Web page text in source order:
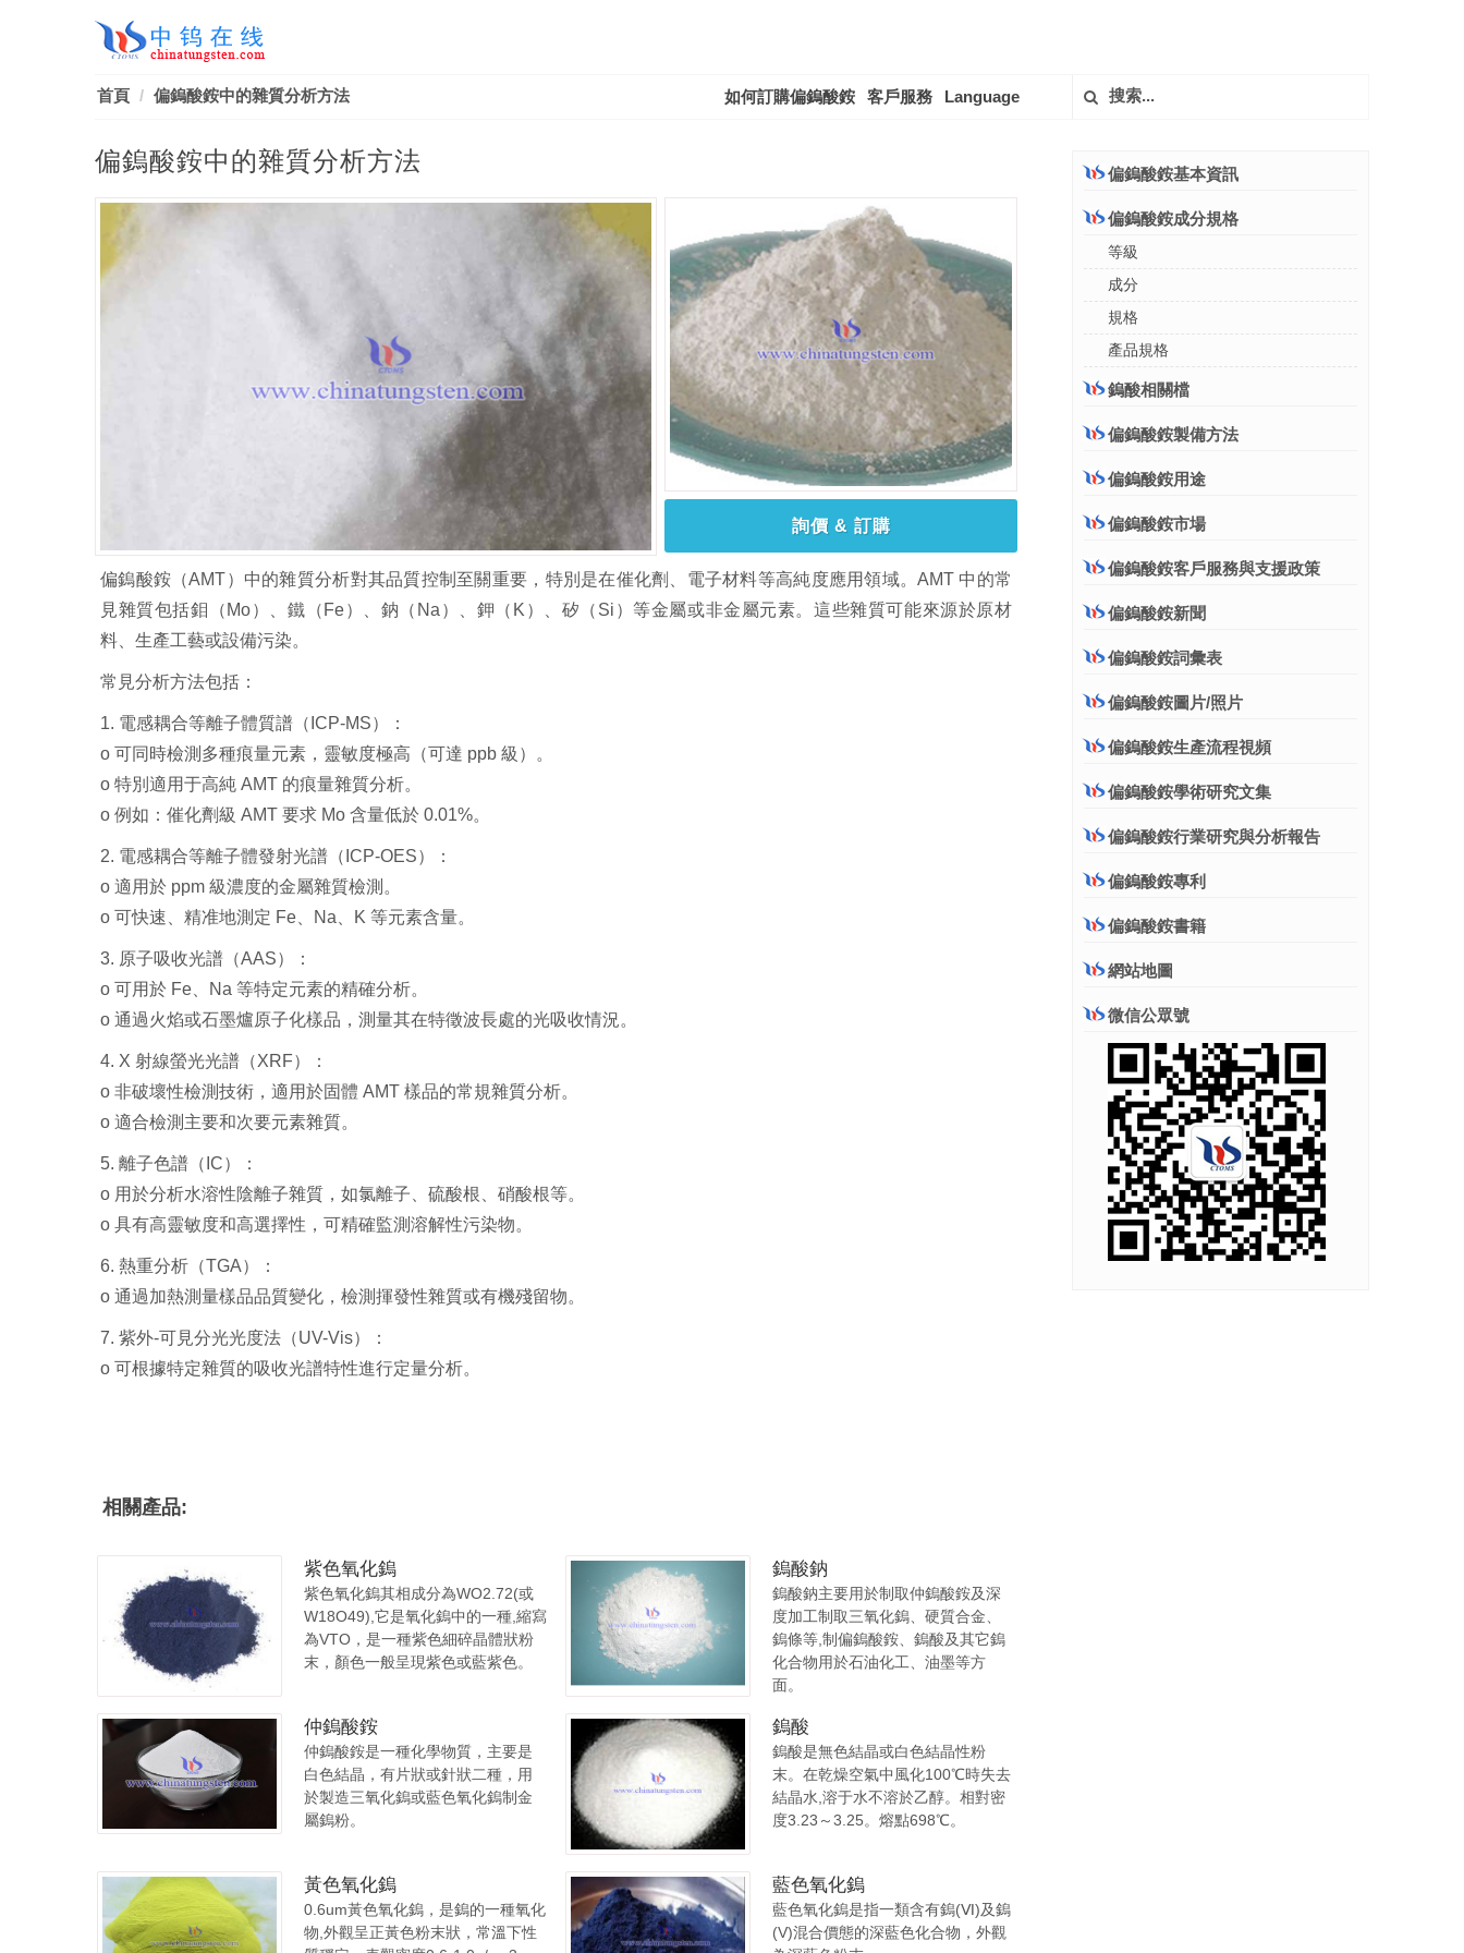
首頁 偏鎢酸銨中的雜質分析方法 如何訂購偏鎢酸銨 客戶服務 Language
偏鎢酸銨中的雜質分析方法
詢價 & 訂購
偏鎢酸銨（AMT）中的雜質分析對其品質控制至關重要，特別是在催化劑、電子材料等高純度應用領域。AMT 中的常
見雜質包括鉬（Mo）、鐵（Fe）、鈉（Na）、鉀（K）、矽（Si）等金屬或非金屬元素。這些雜質可能來源於原材
料、生產工藝或設備污染。
常見分析方法包括：
1. 電感耦合等離子體質譜（ICP-MS）：
o 可同時檢測多種痕量元素，靈敏度極高（可達 ppb 級）。
o 特別適用于高純 AMT 的痕量雜質分析。
o 例如：催化劑級 AMT 要求 Mo 含量低於 0.01%。
2. 電感耦合等離子體發射光譜（ICP-OES）：
o 適用於 ppm 級濃度的金屬雜質檢測。
o 可快速、精准地測定 Fe、Na、K 等元素含量。
3. 原子吸收光譜（AAS）：
o 可用於 Fe、Na 等特定元素的精確分析。
o 通過火焰或石墨爐原子化樣品，測量其在特徵波長處的光吸收情況。
4. X 射線螢光光譜（XRF）：
o 非破壞性檢測技術，適用於固體 AMT 樣品的常規雜質分析。
o 適合檢測主要和次要元素雜質。
5. 離子色譜（IC）：
o 用於分析水溶性陰離子雜質，如氯離子、硫酸根、硝酸根等。
o 具有高靈敏度和高選擇性，可精確監測溶解性污染物。
6. 熱重分析（TGA）：
o 通過加熱測量樣品品質變化，檢測揮發性雜質或有機殘留物。
7. 紫外-可見分光光度法（UV-Vis）：
o 可根據特定雜質的吸收光譜特性進行定量分析。
相關產品:
紫色氧化鎢
紫色氧化鎢其相成分為WO2.72(或
W18O49),它是氧化鎢中的一種,縮寫
為VTO，是一種紫色細碎晶體狀粉
末，顏色一般呈現紫色或藍紫色。
鎢酸鈉
鎢酸鈉主要用於制取仲鎢酸銨及深
度加工制取三氧化鎢、硬質合金、
鎢條等,制偏鎢酸銨、鎢酸及其它鎢
化合物用於石油化工、油墨等方
面。
仲鎢酸銨
仲鎢酸銨是一種化學物質，主要是
白色結晶，有片狀或針狀二種，用
於製造三氧化鎢或藍色氧化鎢制金
屬鎢粉。
鎢酸
鎢酸是無色結晶或白色結晶性粉
末。在乾燥空氣中風化100℃時失去
結晶水,溶于水不溶於乙醇。相對密
度3.23～3.25。熔點698℃。
黃色氧化鎢
0.6um黃色氧化鎢，是鎢的一種氧化
物,外觀呈正黃色粉末狀，常溫下性
藍色氧化鎢
藍色氧化鎢是指一類含有鎢(Ⅵ)及鎢
(V)混合價態的深藍色化合物，外觀
偏鎢酸銨基本資訊
偏鎢酸銨成分規格
等級
成分
規格
產品規格
鎢酸相關檔
偏鎢酸銨製備方法
偏鎢酸銨用途
偏鎢酸銨市場
偏鎢酸銨客戶服務與支援政策
偏鎢酸銨新聞
偏鎢酸銨詞彙表
偏鎢酸銨圖片/照片
偏鎢酸銨生產流程視頻
偏鎢酸銨學術研究文集
偏鎢酸銨行業研究與分析報告
偏鎢酸銨專利
偏鎢酸銨書籍
網站地圖
微信公眾號